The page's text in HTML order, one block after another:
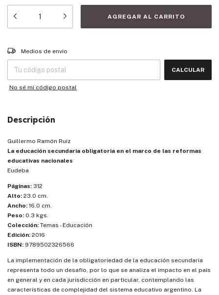
Entregas para el CP:
Medios de envío
CALCULAR
No sé mi código postal
Descripción
Guillermo Ramón Ruiz
La educación secundaria obligatoria en el marco de las reformas
educativas nacionales
Eudeba
Páginas: 312
Alto: 23.0 cm.
Ancho: 16.0 cm.
Peso: 0.3 kgs.
Colección: Temas - Educación
Edición: 2016
ISBN: 9789502326566
La implementación de la obligatoriedad de la educación secundaria
representa todo un desafío, por lo que se analiza el impacto en el país
en general y en cada jurisdicción en particular, contemplando las
características de complejidad del sistema educativo argentino. La